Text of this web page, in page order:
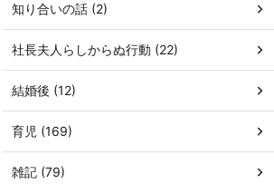
知り合いの話 (2)
社長夫人らしからぬ行動 (22)
結婚後 (12)
育児 (169)
雑記 (79)